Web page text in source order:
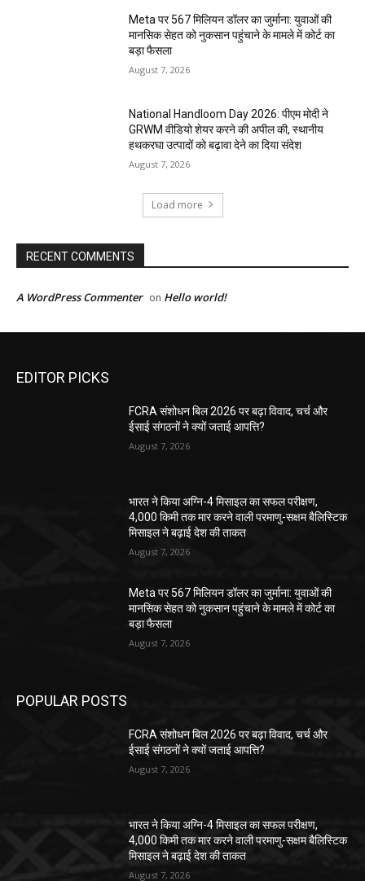
Meta पर 567 मिलियन डॉलर का जुर्माना: युवाओं की
मानसिक सेहत को नुकसान पहुंचाने के मामले में कोर्ट का
बड़ा फैसला
August 7, 2026
National Handloom Day 2026: पीएम मोदी ने
GRWM वीडियो शेयर करने की अपील की, स्थानीय
हथकरघा उत्पादों को बढ़ावा देने का दिया संदेश
August 7, 2026
Load more
RECENT COMMENTS
A WordPress Commenter on Hello world!
EDITOR PICKS
FCRA संशोधन बिल 2026 पर बढ़ा विवाद, चर्च और
ईसाई संगठनों ने क्यों जताई आपत्ति?
August 7, 2026
भारत ने किया अग्नि-4 मिसाइल का सफल परीक्षण,
4,000 किमी तक मार करने वाली परमाणु-सक्षम बैलिस्टिक
मिसाइल ने बढ़ाई देश की ताकत
August 7, 2026
Meta पर 567 मिलियन डॉलर का जुर्माना: युवाओं की
मानसिक सेहत को नुकसान पहुंचाने के मामले में कोर्ट का
बड़ा फैसला
August 7, 2026
POPULAR POSTS
FCRA संशोधन बिल 2026 पर बढ़ा विवाद, चर्च और
ईसाई संगठनों ने क्यों जताई आपत्ति?
August 7, 2026
भारत ने किया अग्नि-4 मिसाइल का सफल परीक्षण,
4,000 किमी तक मार करने वाली परमाणु-सक्षम बैलिस्टिक
मिसाइल ने बढ़ाई देश की ताकत
August 7, 2026